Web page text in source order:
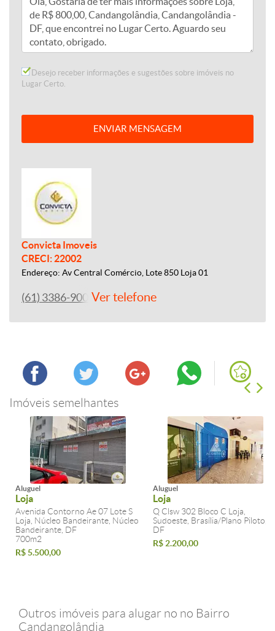
Desejo receber informações e sugestões sobre imóveis no
Lugar Certo.
ENVIAR MENSAGEM
Convicta Imoveis
CRECI: 22002
Endereço: Av Central Comércio, Lote 850 Loja 01
(61) 3386-9000Ver telefone
Imóveis semelhantes
Aluguel
Loja
Avenida Contorno Ae 07 Lote S
Loja, Núcleo Bandeirante, Núcleo
Bandeirante, DF
700m2
R$ 5.500,00
Aluguel
Loja
Q Clsw 302 Bloco C Loja,
Sudoeste, Brasília/Plano Piloto,
DF
R$ 2.200,00
Outros imóveis para alugar no no Bairro
Candangolândia